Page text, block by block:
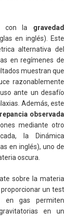
con la gravedad
en inglés). Este
alternativa del
en regímenes de
muestran que
razonablemente
ante un desafío
Además, este
observada
mediante otro
la Dinámica
en inglés), uno de
oscura.
sobre la materia
un test
en gas permiten
en un